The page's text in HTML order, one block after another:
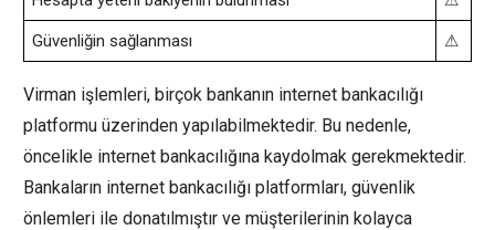
Güvenliğin sağlanması ⚠
Virman işlemleri, birçok bankanın internet bankacılığı
platformu üzerinden yapılabilmektedir. Bu nedenle,
öncelikle internet bankacılığına kaydolmak gerekmektedir.
Bankaların internet bankacılığı platformları, güvenlik
önlemleri ile donatılmıştır ve müşterilerinin kolayca